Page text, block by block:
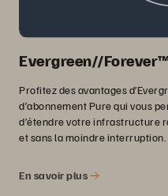
Evergreen//
Profitez des avantages
d’abonnement Pure qui vous
d’étendre votre infrastructure
et sans la moindre interruption.
En savoir plus